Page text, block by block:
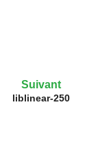
Suivant
liblinear-250